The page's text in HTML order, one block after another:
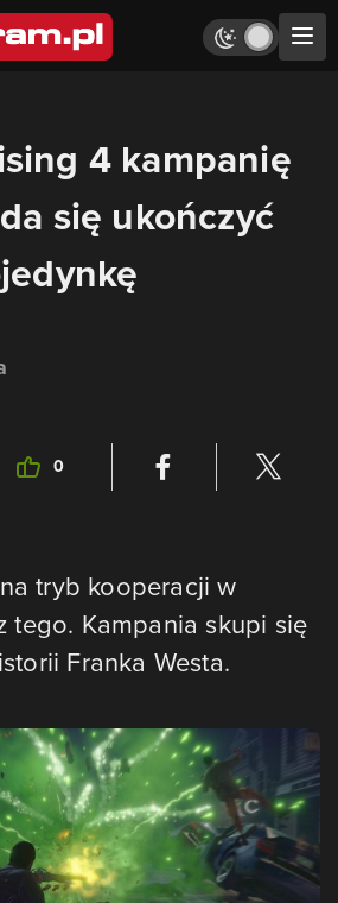
4 kampanię
się ukończyć
0
tryb kooperacji w
tego. Kampania skupi się
Franka Westa.